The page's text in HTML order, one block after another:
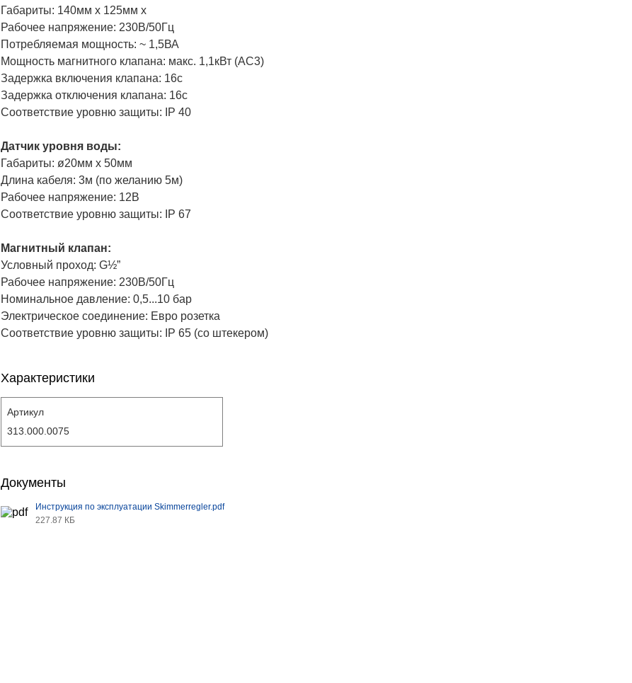
Габариты: 140мм x 125мм x
Рабочее напряжение: 230В/50Гц
Потребляемая мощность: ~ 1,5ВА
Мощность магнитного клапана: макс. 1,1кВт (AC3)
Задержка включения клапана: 16c
Задержка отключения клапана: 16c
Соответствие уровню защиты: IP 40
Датчик уровня воды:
Габариты: ø20мм x 50мм
Длина кабеля: 3м (по желанию 5м)
Рабочее напряжение: 12В
Соответствие уровню защиты: IP 67
Магнитный клапан:
Условный проход: G½”
Рабочее напряжение: 230В/50Гц
Номинальное давление: 0,5...10 бар
Электрическое соединение: Евро розетка
Соответствие уровню защиты: IP 65 (со штекером)
Характеристики
Артикул
313.000.0075
Документы
Инструкция по эксплуатации Skimmerregler.pdf
227.87 КБ